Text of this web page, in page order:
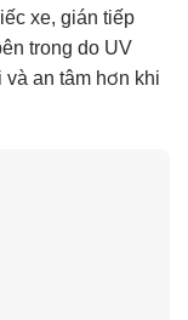
xe, gián tiếp
trong do UV
và an tâm hơn khi